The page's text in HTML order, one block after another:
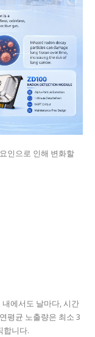
인으로 인해 변화할
에서도 날마다, 시간
평균 노출량은 최소 3
합니다.